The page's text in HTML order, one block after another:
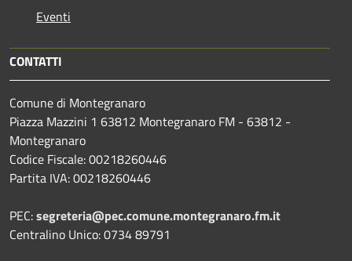
Eventi
CONTATTI
Comune di Montegranaro
Piazza Mazzini 1 63812 Montegranaro FM - 63812 -
Montegranaro
Codice Fiscale: 00218260446
Partita IVA: 00218260446
PEC:segreteria@pec.comune.montegranaro.fm.it
Centralino Unico: 0734 89791